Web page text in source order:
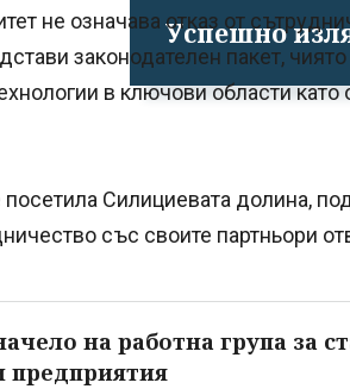
Успешно
не означава отказ от
законодателен пакет,
в ключови области като
Силициевата долина,
със своите партньори
на работна група за
предприятия